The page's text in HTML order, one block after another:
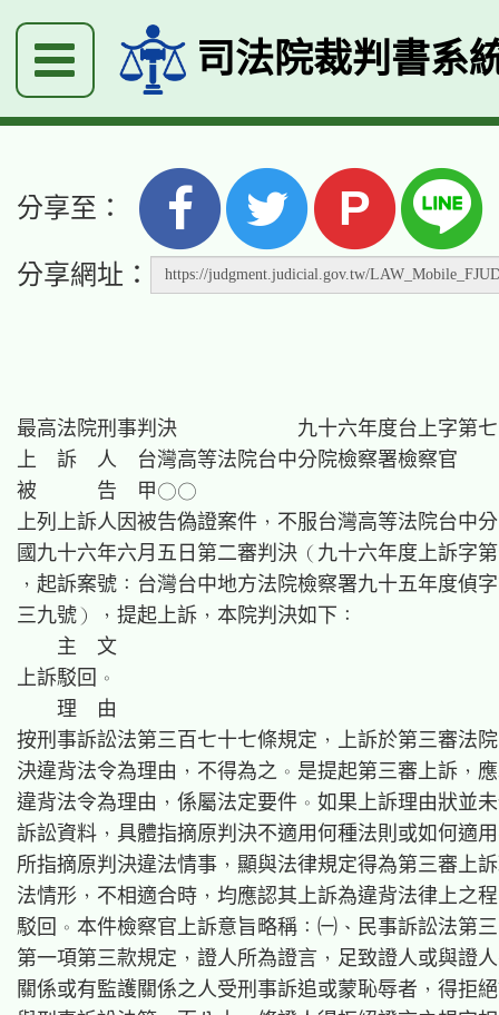
司法院裁判書系
分享至： P
分享網址：
最高法院刑事判決　　　　　　九十六年度台上字第
上　訴　人　台灣高等法院台中分院檢察署檢察官
被　　　告　甲○○
上列上訴人因被告偽證案件，不服台灣高等法院台中
國九十六年六月五日第二審判決（九十六年度上訴字
，起訴案號：台灣台中地方法院檢察署九十五年度偵
三九號），提起上訴，本院判決如下：
    主  文
上訴駁回。
    理  由
按刑事訴訟法第三百七十七條規定，上訴於第三審法
決違背法令為理由，不得為之。是提起第三審上訴，
違背法令為理由，係屬法定要件。如果上訴理由狀並
訴訟資料，具體指摘原判決不適用何種法則或如何適
所指摘原判決違法情事，顯與法律規定得為第三審上
法情形，不相適合時，均應認其上訴為違背法律上之
駁回。本件檢察官上訴意旨略稱：㈠、民事訴訟法第
第一項第三款規定，證人所為證言，足致證人或與證
關係或有監護關係之人受刑事訴追或蒙恥辱者，得拒